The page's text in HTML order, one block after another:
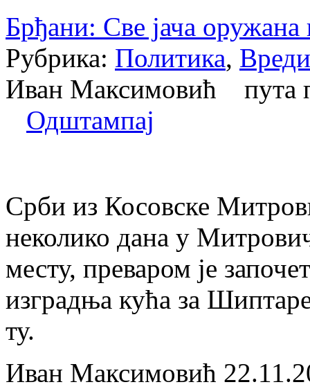
Брђани: Све јача
Рубрика: Политика,
Иван Максимовић
Одштампај
Срби из Косовске
неколико дана у
месту, преваром је
изградња кућа за
ту.
Иван Максимовић